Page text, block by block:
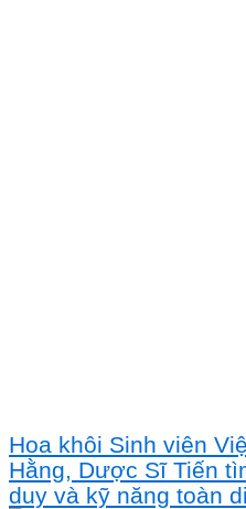
Hoa khôi Sinh viên
Hằng, Dược Sĩ Tiến
duy và kỹ năng toàn